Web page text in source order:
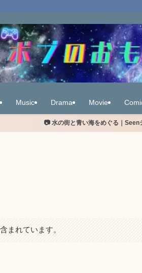
Music Drama Movie
📷 水の街と青い海をめぐる｜
まれています。